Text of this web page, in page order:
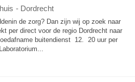
- Dordrecht
de zorg? Dan zijn wij op zoek naar
per direct voor de regio Dordrecht naar
buitendienst 12. 20 uur per